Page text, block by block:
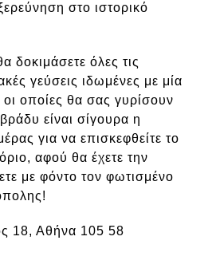
στο ιστορικό
δοκιμάσετε όλες τις
γεύσεις ιδωμένες με μία
οποίες θα σας γυρίσουν
είναι σίγουρα η
για να επισκεφθείτε το
αφού θα έχετε την
με φόντο τον φωτισμένο
18, Αθήνα 105 58